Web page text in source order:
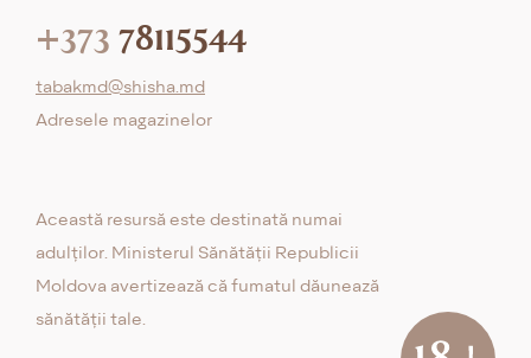
+373 78115544
tabakmd@shisha.md
Adresele magazinelor
Această resursă este destinată numai
adulților. Ministerul Sănătății Republicii
Moldova avertizează că fumatul dăunează
sănătății tale.